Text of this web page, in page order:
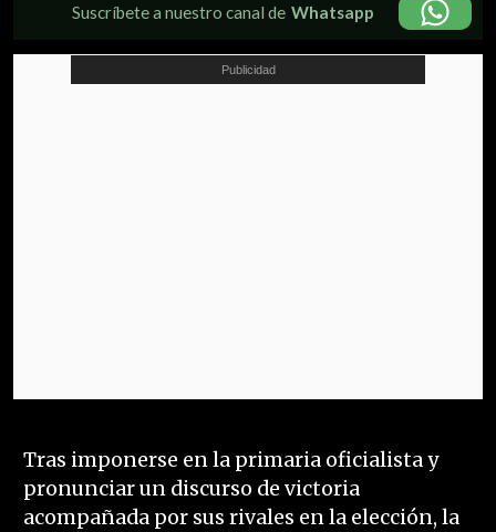
Suscríbete a nuestro canal de Whatsapp
Tras imponerse en la primaria oficialista y
pronunciar un discurso de victoria
acompañada por sus rivales en la elección, la